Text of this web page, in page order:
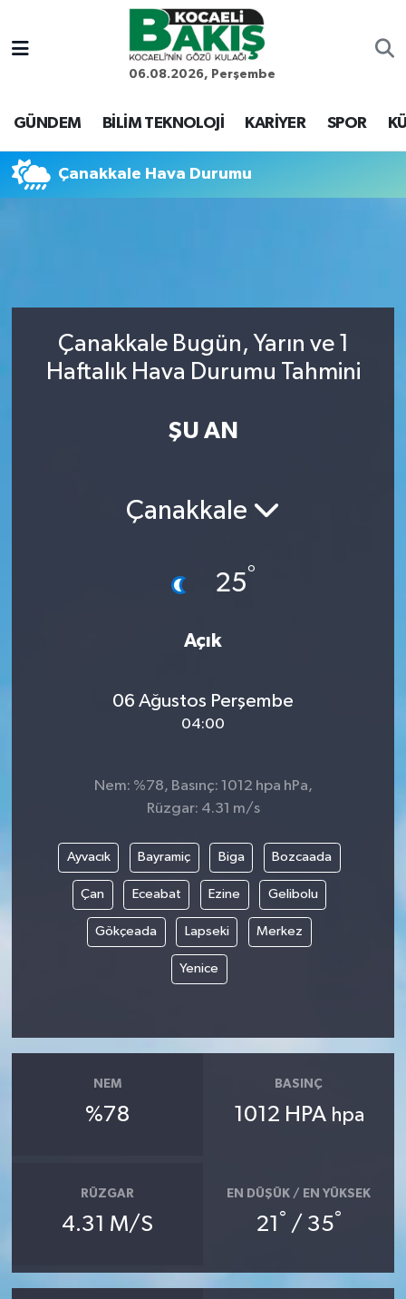
06.08.2026, Perşembe
GÜNDEM BİLİM TEKNOLOJİ KARİYER SPOR
Çanakkale Hava Durumu
Çanakkale Bugün, Yarın ve 1
Haftalık Hava Durumu Tahmini
ŞU AN
Çanakkale
25°
Açık
06 Ağustos Perşembe
04:00
Nem: %78, Basınç: 1012 hpa hPa,
Rüzgar: 4.31 m/s
Ayvacık Bayramiç Biga Bozcaada
Çan Eceabat Ezine Gelibolu
Gökçeada Lapseki Merkez
Yenice
NEM
%78
BASINÇ
1012 HPA hpa
RÜZGAR
4.31 M/S
EN DÜŞÜK / EN YÜKSEK
21 ° / 35°
Kocaeli Nöbetçi Eczaneler
Kocaeli Hava Durumu
Haber Arşivi